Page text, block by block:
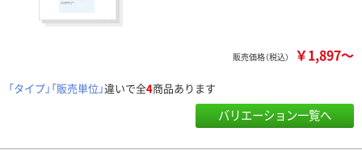
販売価格（税込） ￥1,897～
「タイプ」「販売単位」違いで全4商品あります
バリエーション一覧へ